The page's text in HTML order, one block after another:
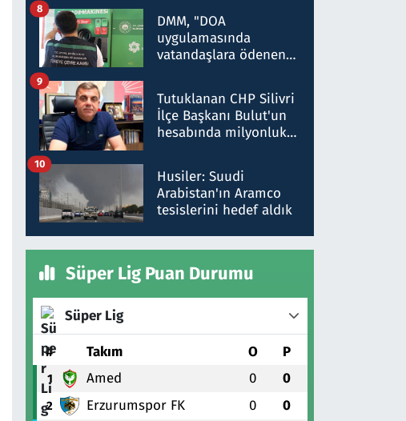
DMM, "DOA
uygulamasında
vatandaşlara ödenen
düşürüldüğü" iddiasını
yalanladı
8
Tutuklanan CHP Silivri
İlçe Başkanı Bulut'un
hesabında milyonluk
talimat verdi, ben
gönderdim
9
Husiler: Suudi
Arabistan'ın Aramco
tesislerini hedef aldık
10
Süper Lig Puan Durumu
Süper Lig
# Takım O P
1 Amed 0 0
2 Erzurumspor FK 0 0